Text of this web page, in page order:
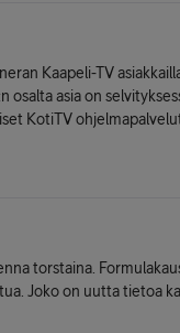
Kaapeli-TV
osalta asia on
KotiTV
torstaina.
Joko on uutta tietoa